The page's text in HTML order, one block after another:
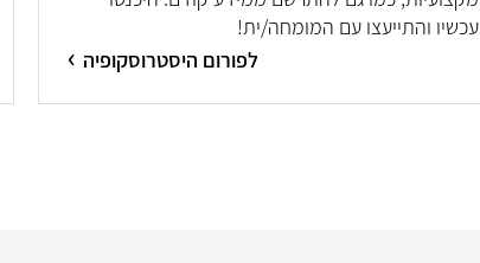
עכשיו והתייעצו עם המומחה/ית!
לפורום היסטרוסקופיה